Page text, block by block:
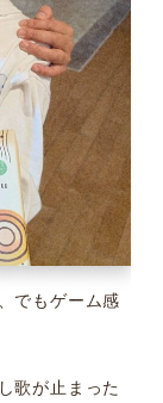
でもゲーム感
歌が止まった